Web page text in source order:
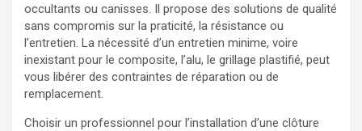
occultants ou canisses. Il propose des solutions de qualité
sans compromis sur la praticité, la résistance ou
l’entretien. La nécessité d’un entretien minime, voire
inexistant pour le composite, l’alu, le grillage plastifié, peut
vous libérer des contraintes de réparation ou de
remplacement.
Choisir un professionnel pour l’installation d’une clôture